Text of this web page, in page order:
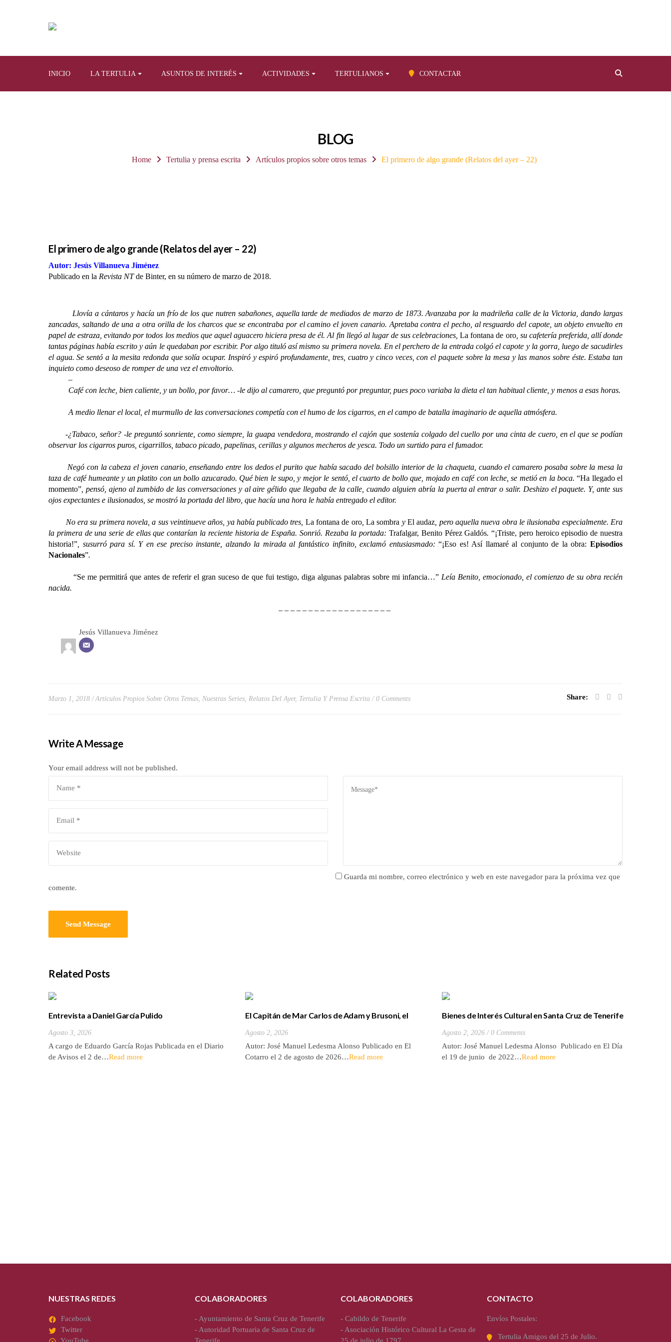
INICIO LA TERTULIA ASUNTOS DE INTERÉS ACTIVIDADES TERTULIANOS CONTACTAR
BLOG
Home Tertulia y prensa escrita Artículos propios sobre otros temas El primero de algo grande (Relatos del ayer – 22)
El primero de algo grande (Relatos del ayer – 22)
Autor: Jesús Villanueva Jiménez
Publicado en la Revista NTde Binter, en su número de marzo de 2018.
Llovía a cántaros y hacía un frío de los que nutren sabañones, aquella tarde de mediados de marzo de 1873. Avanzaba por la madrileña calle de la Victoria, dando largas
zancadas, saltando de una a otra orilla de los charcos que se encontraba por el camino el joven canario. Apretaba contra el pecho, al resguardo del capote, un objeto envuelto en
papel de estraza, evitando por todos los medios que aquel aguacero hiciera presa de él. Al fin llegó al lugar de sus celebraciones,La fontana de oro, su cafetería preferida, allí donde
tantas páginas había escrito y aún le quedaban por escribir. Por algo tituló así mismo su primera novela. En el perchero de la entrada colgó el capote y la gorra, luego de sacudirles
el agua. Se sentó a la mesita redonda que solía ocupar. Inspiró y espiró profundamente, tres, cuatro y cinco veces, con el paquete sobre la mesa y las manos sobre éste. Estaba tan
inquieto como deseoso de romper de una vez el envoltorio.
–
Café con leche, bien caliente, y un bollo, por favor… -le dijo al camarero, que preguntó por preguntar, pues poco variaba la dieta el tan habitual cliente, y menos a esas horas.
A medio llenar el local, el murmullo de las conversaciones competía con el humo de los cigarros, en el campo de batalla imaginario de aquella atmósfera.
-¿Tabaco, señor? -le preguntó sonriente, como siempre, la guapa vendedora, mostrando el cajón que sostenía colgado del cuello por una cinta de cuero, en el que se podían
observar los cigarros puros, cigarrillos, tabaco picado, papelinas, cerillas y algunos mecheros de yesca. Todo un surtido para el fumador.
Negó con la cabeza el joven canario, enseñando entre los dedos el purito que había sacado del bolsillo interior de la chaqueta, cuando el camarero posaba sobre la mesa la
taza de café humeante y un platito con un bollo azucarado. Qué bien le supo, y mejor le sentó, el cuarto de bollo que, mojado en café con leche, se metió en la boca.“Ha llegado el
momento” , pensó, ajeno al zumbido de las conversaciones y al aire gélido que llegaba de la calle, cuando alguien abría la puerta al entrar o salir. Deshizo el paquete. Y, ante sus
ojos expectantes e ilusionados, se mostró la portada del libro, que hacía una hora le había entregado el editor.
No era su primera novela, a sus veintinueve años, ya había publicado tres, La fontana de oro,La sombra yEl audaz , pero aquella nueva obra le ilusionaba especialmente. Era
la primera de una serie de ellas que contarían la reciente historia de España. Sonrió. Rezaba la portada: Trafalgar, Benito Pérez Galdós.“¡Triste, pero heroico episodio de nuestra
historia!” , susurró para sí. Y en ese preciso instante, alzando la mirada al fantástico infinito, exclamó entusiasmado:“¡Eso es! Así llamaré al conjunto de la obra:Episodios
Nacionales”.
“Se me permitirá que antes de referir el gran suceso de que fui testigo, diga algunas palabras sobre mi infancia…” Leía Benito, emocionado, el comienzo de su obra recién
nacida.
– – – – – – – – – – – – – – – – – – –
Jesús Villanueva Jiménez
Marzo 1, 2018 Artículos Propios Sobre Otros Temas Nuestras Series Relatos Del Ayer, Tertulia Y Prensa Escrita 0 Comments Share:
Write A Message
Your email address will not be published.
Guarda mi nombre, correo electrónico y web en este navegador para la próxima vez que
comente.
Related Posts
Entrevista a Daniel García Pulido
Agosto 3, 2026
A cargo de Eduardo García Rojas Publicada en el Diario
de Avisos el 2 de…Read more
El Capitán de Mar Carlos de Adam y Brusoni, el
Agosto 2, 2026
Autor: José Manuel Ledesma Alonso Publicado en El
Cotarro el 2 de agosto de 2026…Read more
Bienes de Interés Cultural en Santa Cruz de Tenerife
Agosto 2, 2026 0 Comments
Autor: José Manuel Ledesma Alonso Publicado en El Día
el 19 de junio de 2022…Read more
NUESTRAS REDES
Facebook
Twitter
COLABORADORES
-Ayuntamiento de Santa Cruz de Tenerife
-Autoridad Portuaria de Santa Cruz de
COLABORADORES
- Cabildo de Tenerife
-Asociación Histórico Cultural La Gesta de
CONTACTO
Envíos Postales:
Tertulia Amigos del 25 de Julio.